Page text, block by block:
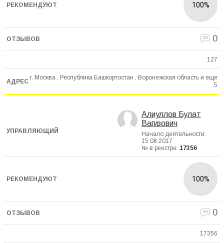
100%
0
127
г. Москва , Республика Башкортостан , Воронежская область и еще
5
Алиуллов Булат
Вагизович
Начало деятельности:
15.08.2017
№ в реестре: 17356
100%
0
17356